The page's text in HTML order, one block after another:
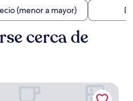
(menor a mayor)
cerca de